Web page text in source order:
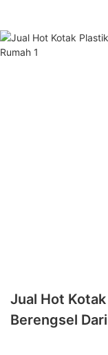
Jual Hot
Berengsel